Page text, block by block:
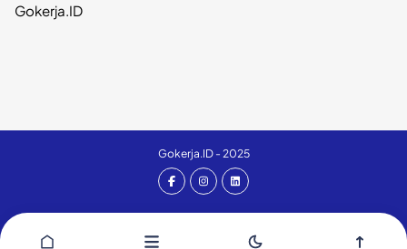
Gokerja.ID
Gokerja.ID - 2025